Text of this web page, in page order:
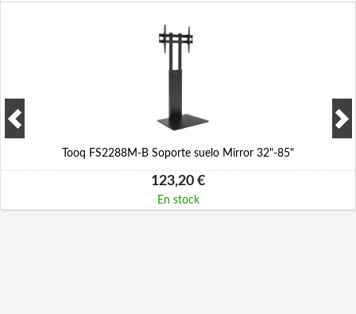
Tooq FS2288M-B Soporte suelo Mirror 32"-85"
123,20 €
En stock